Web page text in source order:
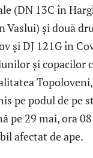
(DN 13C în
Vaslui) și două
și DJ 121G în
și copacilor
pe podul de pe
pe 29 mai, ora
afectat de ape.